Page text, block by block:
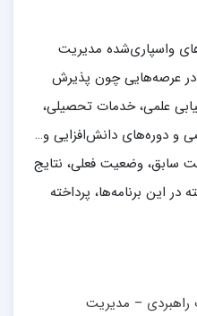
واسپاری‌شده مدیریت
در عرصه‌هایی چون پذیرش
علمی، خدمات تحصیلی،
و دوره‌های دانش‌افزایی و…
سابق، وضعیت فعلی، نتایج
این برنامه‌ها، پرداخته
راهبردی – مدیریت